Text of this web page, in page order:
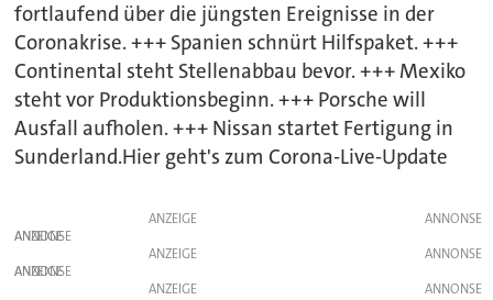
fortlaufend über die jüngsten Ereignisse in der
Coronakrise. +++ Spanien schnürt Hilfspaket. +++
Continental steht Stellenabbau bevor. +++ Mexiko
steht vor Produktionsbeginn. +++ Porsche will
Ausfall aufholen. +++ Nissan startet Fertigung in
Sunderland.Hier geht's zum Corona-Live-Update
ANZEIGE
ANZEIGE
ANZEIGE
ANZEIGE
ANZEIGE